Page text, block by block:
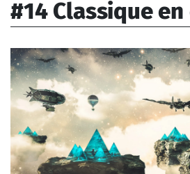
#14 Classique
Ilitch (1840-1893)